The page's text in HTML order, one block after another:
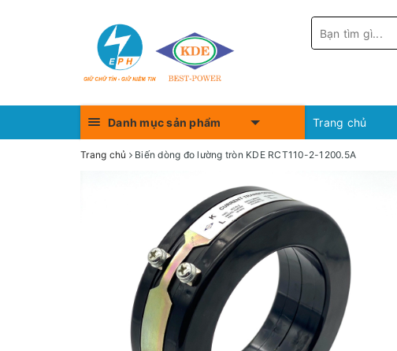
Danh mục sản phẩm Trang chủ
Trang chủ Biến dòng đo lường tròn KDE RCT110-2-1200.5A